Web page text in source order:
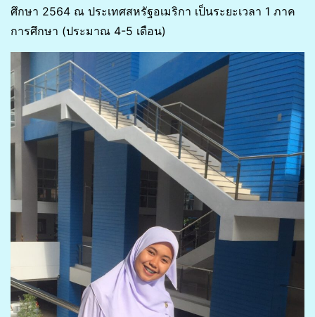
ศึกษา 2564 ณ ประเทศสหรัฐอเมริกา เป็นระยะเวลา 1 ภาค
การศึกษา (ประมาณ 4-5 เดือน)